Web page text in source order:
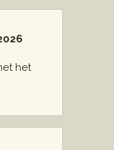
het